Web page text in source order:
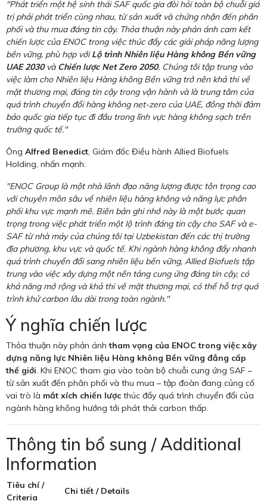
"Phát triển một hệ sinh thái SAF quốc gia đòi hỏi toàn bộ chuỗi giá
trị phải phát triển cùng nhau, từ sản xuất và chứng nhận đến phân
phối và thu mua đáng tin cậy. Thỏa thuận này phản ánh cam kết
chiến lược của ENOC trong việc thúc đẩy các giải pháp năng lượng
bền vững, phù hợp vớiLộ trình Nhiên liệu Hàng không Bền vững
UAE 2030và Chiến lược Net Zero 2050. Chúng tôi tập trung vào
việc làm cho Nhiên liệu Hàng không Bền vững trở nên khả thi về
mặt thương mại, đáng tin cậy trong vận hành và là trung tâm của
quá trình chuyển đổi hàng không net-zero của UAE, đồng thời đảm
bảo quốc gia tiếp tục đi đầu trong lĩnh vực hàng không sạch trên
trường quốc tế."
Ông Alfred Benedict, Giám đốc Điều hành Allied Biofuels
Holding, nhấn mạnh:
"ENOC Group là một nhà lãnh đạo năng lượng được tôn trọng cao
với chuyên môn sâu về nhiên liệu hàng không và năng lực phân
phối khu vực mạnh mẽ. Biên bản ghi nhớ này là một bước quan
trọng trong việc phát triển một lộ trình đáng tin cậy cho SAF và e-
SAF từ nhà máy của chúng tôi tại Uzbekistan đến các thị trường
địa phương, khu vực và quốc tế. Khi ngành hàng không đẩy nhanh
quá trình chuyển đổi sang nhiên liệu bền vững, Allied Biofuels tập
trung vào việc xây dựng một nền tảng cung ứng đáng tin cậy, có
khả năng mở rộng và khả thi về mặt thương mại, có thể hỗ trợ quá
trình khử carbon lâu dài trong toàn ngành."
Ý nghĩa chiến lược
Thỏa thuận này phản ánhtham vọng của ENOC trong việc xây
dựng năng lực Nhiên liệu Hàng không Bền vững đẳng cấp
thế giới. Khi ENOC tham gia vào toàn bộ chuỗi cung ứng SAF –
từ sản xuất đến phân phối và thu mua – tập đoàn đang củng cố
vai trò là mắt xích chiến lược thúc đẩy quá trình chuyển đổi của
ngành hàng không hướng tới phát thải carbon thấp.
Thông tin bổ sung / Additional
Information
Tiêu chí /
Criteria
Chi tiết / Details